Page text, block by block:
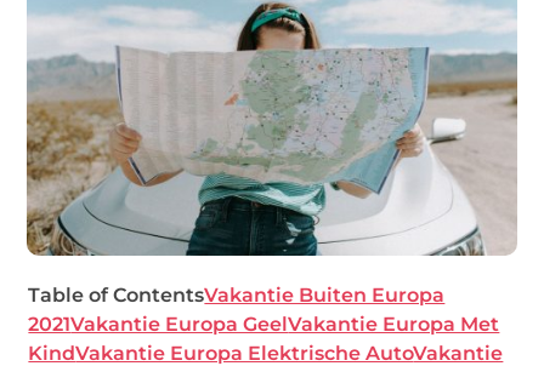
Table of ContentsVakantie Buiten Europa
2021Vakantie Europa GeelVakantie Europa Met
KindVakantie Europa Elektrische AutoVakantie